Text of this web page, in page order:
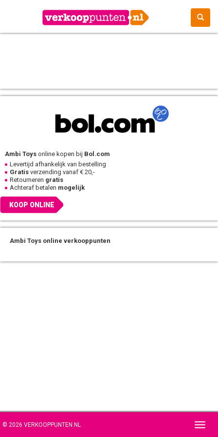
Ambi Toys online kopen bij Bol.com
Levertijd afhankelijk van bestelling
Gratis verzending vanaf € 20,-
Retourneren gratis
Achteraf betalen mogelijk
KOOP ONLINE
Ambi Toys online verkooppunten
© 2026 VERKOOPPUNTEN.NL